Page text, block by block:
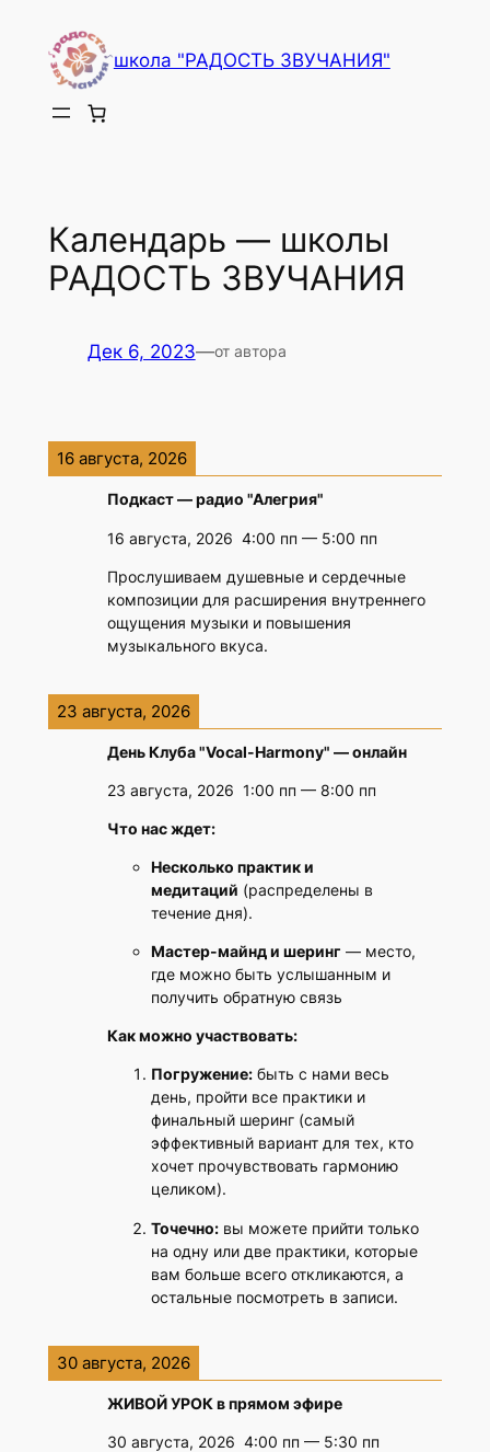
содержимому
школа "РАДОСТЬ ЗВУЧАНИЯ"
Календарь — школы
РАДОСТЬ ЗВУЧАНИЯ
Дек 6, 2023—от автора
16 августа, 2026
Подкаст — радио "Алегрия"
16 августа, 2026 4:00 пп — 5:00 пп
Прослушиваем душевные и сердечные
композиции для расширения внутреннего
ощущения музыки и повышения
музыкального вкуса.
23 августа, 2026
День Клуба "Vocal-Harmony" — онлайн
23 августа, 2026 1:00 пп — 8:00 пп
Что нас ждет:
Несколько практик и
медитаций (распределены в
течение дня).
Мастер-майнд и шеринг — место,
где можно быть услышанным и
получить обратную связь
Как можно участвовать:
Погружение:быть с нами весь
день, пройти все практики и
финальный шеринг (самый
эффективный вариант для тех, кто
хочет прочувствовать гармонию
целиком).
Точечно:вы можете прийти только
на одну или две практики, которые
вам больше всего откликаются, а
остальные посмотреть в записи.
30 августа, 2026
ЖИВОЙ УРОК в прямом эфире
30 августа, 2026 4:00 пп — 5:30 пп